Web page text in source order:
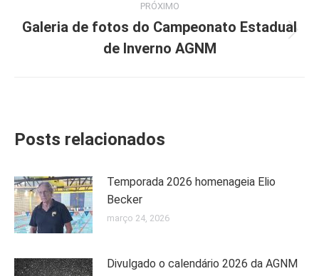
PRÓXIMO
Próximo
post:
Galeria de fotos do Campeonato Estadual
de Inverno AGNM
Posts relacionados
Temporada 2026 homenageia Elio
Becker
março 24, 2026
Divulgado o calendário 2026 da AGNM